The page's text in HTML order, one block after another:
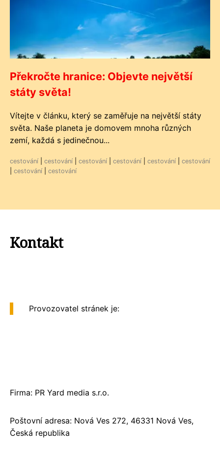
Překročte hranice: Objevte největší
státy světa!
Vítejte v článku, který se zaměřuje na největší státy
světa. Naše planeta je domovem mnoha různých
zemí, každá s jedinečnou...
cestování cestování cestování cestování cestování
cestování
cestování cestování
Kontakt
Provozovatel stránek je:
Firma: PR Yard media s.r.o.
Poštovní adresa: Nová Ves 272, 46331 Nová Ves,
Česká republika